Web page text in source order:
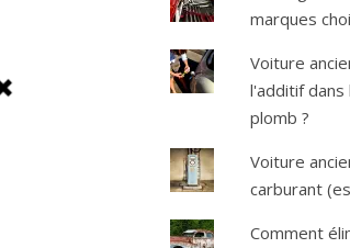
marques
Voiture
l'additif dans
plomb ?
Voiture
carburant
Comment